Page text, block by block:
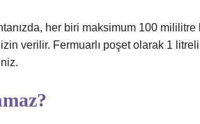
her biri maksimum 100
izin verilir. Fermuarlı poşet olarak 1